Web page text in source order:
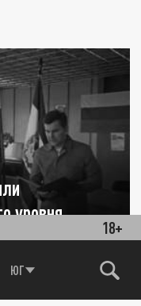
18+
ЮГ
уровня
прибыли